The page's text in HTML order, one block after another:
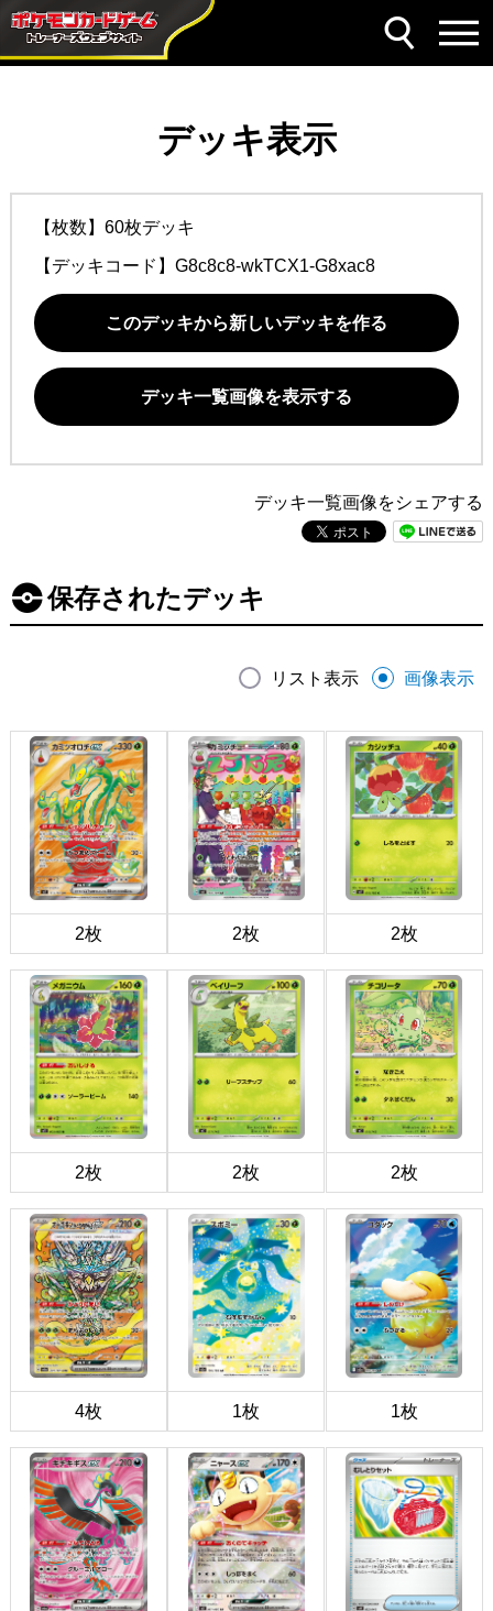
デッキ表示
【枚数】60枚デッキ
【デッキコード】 G8c8c8-wkTCX1-G8xac8
このデッキから新しいデッキを作る
デッキ一覧画像を表示する
デッキ一覧画像をシェアする
保存されたデッキ
リスト表示 画像表示
2枚 2枚 2枚
2枚 2枚 2枚
4枚 1枚 1枚